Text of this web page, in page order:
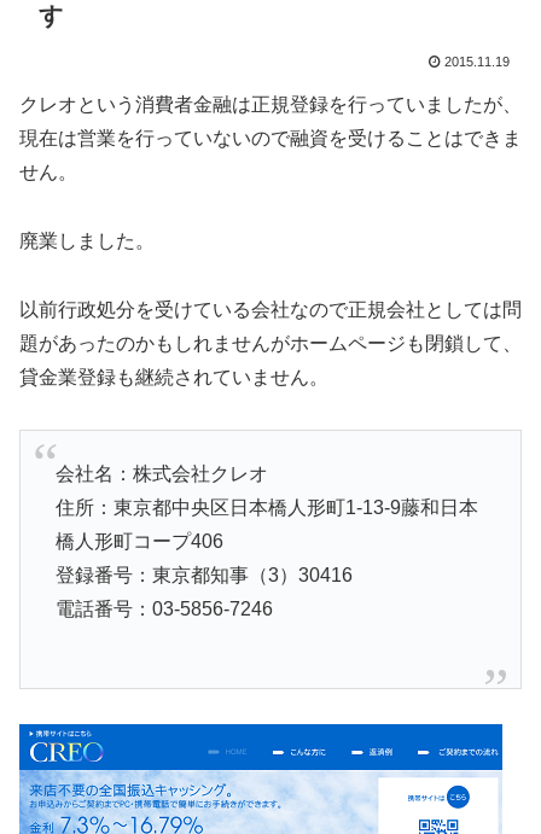
す
2015.11.19
クレオという消費者金融は正規登録を行っていましたが、
現在は営業を行っていないので融資を受けることはできま
せん。
廃業しました。
以前行政処分を受けている会社なので正規会社としては問
題があったのかもしれませんがホームページも閉鎖して、
貸金業登録も継続されていません。
会社名：株式会社クレオ
住所：東京都中央区日本橋人形町1-13-9藤和日本
橋人形町コープ406
登録番号：東京都知事（3）30416
電話番号：03-5856-7246